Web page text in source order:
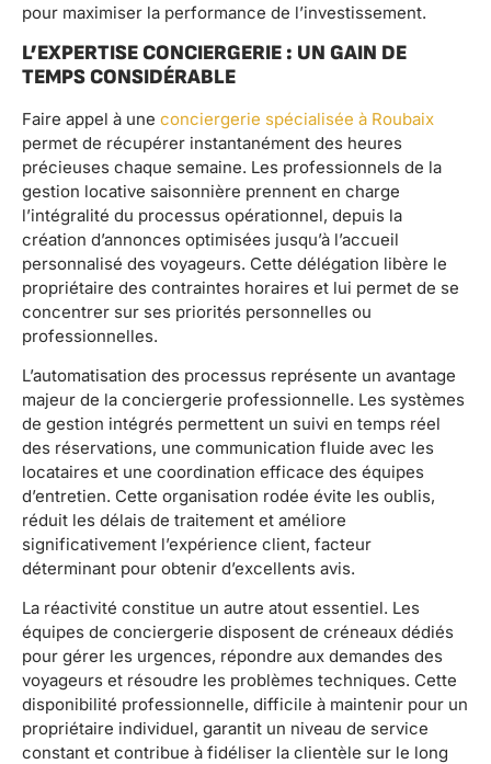
pour maximiser la performance de l’investissement.
L’EXPERTISE CONCIERGERIE : UN GAIN DE
TEMPS CONSIDÉRABLE
Faire appel à une conciergerie spécialisée à Roubaix
permet de récupérer instantanément des heures
précieuses chaque semaine. Les professionnels de la
gestion locative saisonnière prennent en charge
l’intégralité du processus opérationnel, depuis la
création d’annonces optimisées jusqu’à l’accueil
personnalisé des voyageurs. Cette délégation libère le
propriétaire des contraintes horaires et lui permet de se
concentrer sur ses priorités personnelles ou
professionnelles.
L’automatisation des processus représente un avantage
majeur de la conciergerie professionnelle. Les systèmes
de gestion intégrés permettent un suivi en temps réel
des réservations, une communication fluide avec les
locataires et une coordination efficace des équipes
d’entretien. Cette organisation rodée évite les oublis,
réduit les délais de traitement et améliore
significativement l’expérience client, facteur
déterminant pour obtenir d’excellents avis.
La réactivité constitue un autre atout essentiel. Les
équipes de conciergerie disposent de créneaux dédiés
pour gérer les urgences, répondre aux demandes des
voyageurs et résoudre les problèmes techniques. Cette
disponibilité professionnelle, difficile à maintenir pour un
propriétaire individuel, garantit un niveau de service
constant et contribue à fidéliser la clientèle sur le long